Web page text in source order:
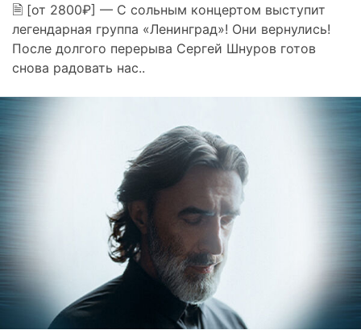
🗎 [от 2800₽] — С сольным концертом выступит
легендарная группа «Ленинград»! Они вернулись!
После долгого перерыва Сергей Шнуров готов
снова радовать нас..